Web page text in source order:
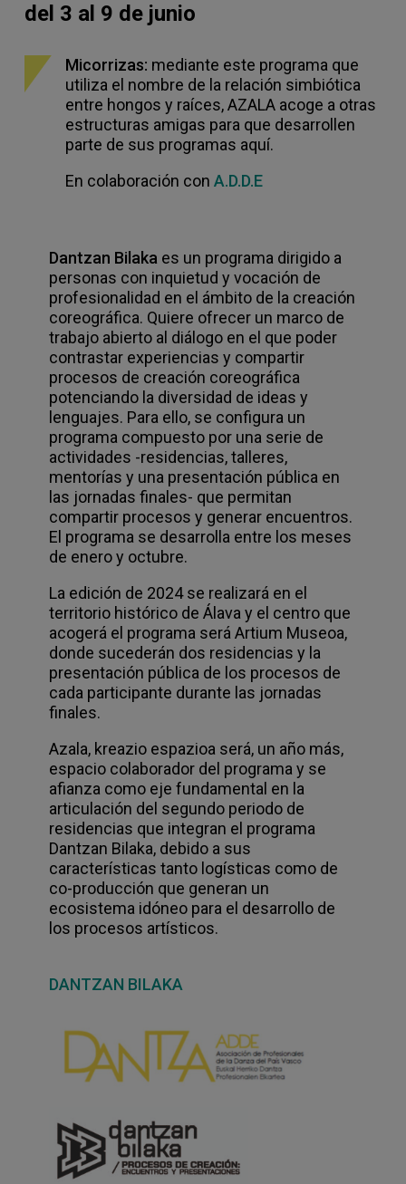
del 3 al 9 de junio
Micorrizas: mediante este programa que
utiliza el nombre de la relación simbiótica
entre hongos y raíces, AZALA acoge a otras
estructuras amigas para que desarrollen
parte de sus programas aquí.
En colaboración con A.D.D.E
Dantzan Bilaka es un programa dirigido a
personas con inquietud y vocación de
profesionalidad en el ámbito de la creación
coreográfica. Quiere ofrecer un marco de
trabajo abierto al diálogo en el que poder
contrastar experiencias y compartir
procesos de creación coreográfica
potenciando la diversidad de ideas y
lenguajes. Para ello, se configura un
programa compuesto por una serie de
actividades -residencias, talleres,
mentorías y una presentación pública en
las jornadas finales- que permitan
compartir procesos y generar encuentros.
El programa se desarrolla entre los meses
de enero y octubre.
La edición de 2024 se realizará en el
territorio histórico de Álava y el centro que
acogerá el programa seráArtium Museoa,
donde sucederán dos residencias y la
presentación pública de los procesos de
cada participante durante las jornadas
finales.
Azala, kreazio espazioa será, un año más,
espacio colaborador del programa y se
afianza como eje fundamental en la
articulación del segundo periodo de
residencias que integran el programa
Dantzan Bilaka, debido a sus
características tanto logísticas como de
co-producción que generan un
ecosistema idóneo para el desarrollo de
los procesos artísticos.
DANTZAN BILAKA